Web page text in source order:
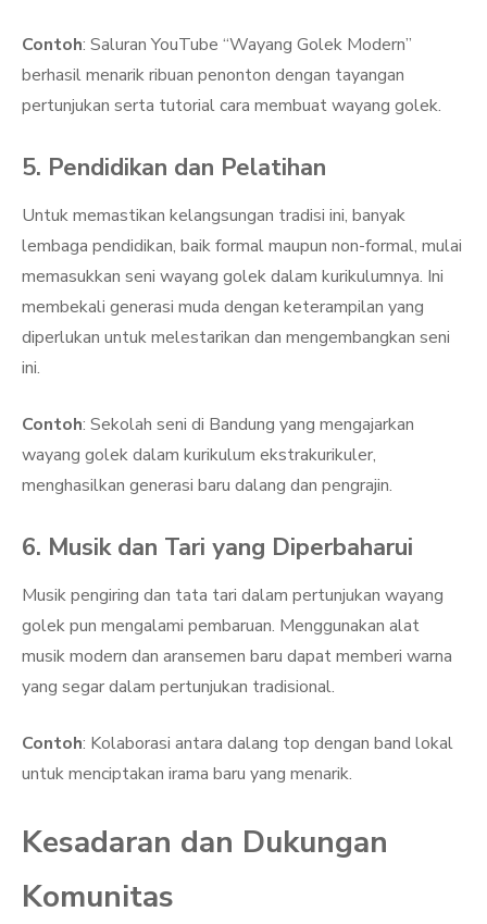
Contoh: Saluran YouTube “Wayang Golek Modern”
berhasil menarik ribuan penonton dengan tayangan
pertunjukan serta tutorial cara membuat wayang golek.
5. Pendidikan dan Pelatihan
Untuk memastikan kelangsungan tradisi ini, banyak
lembaga pendidikan, baik formal maupun non-formal, mulai
memasukkan seni wayang golek dalam kurikulumnya. Ini
membekali generasi muda dengan keterampilan yang
diperlukan untuk melestarikan dan mengembangkan seni
ini.
Contoh: Sekolah seni di Bandung yang mengajarkan
wayang golek dalam kurikulum ekstrakurikuler,
menghasilkan generasi baru dalang dan pengrajin.
6. Musik dan Tari yang Diperbaharui
Musik pengiring dan tata tari dalam pertunjukan wayang
golek pun mengalami pembaruan. Menggunakan alat
musik modern dan aransemen baru dapat memberi warna
yang segar dalam pertunjukan tradisional.
Contoh: Kolaborasi antara dalang top dengan band lokal
untuk menciptakan irama baru yang menarik.
Kesadaran dan Dukungan
Komunitas